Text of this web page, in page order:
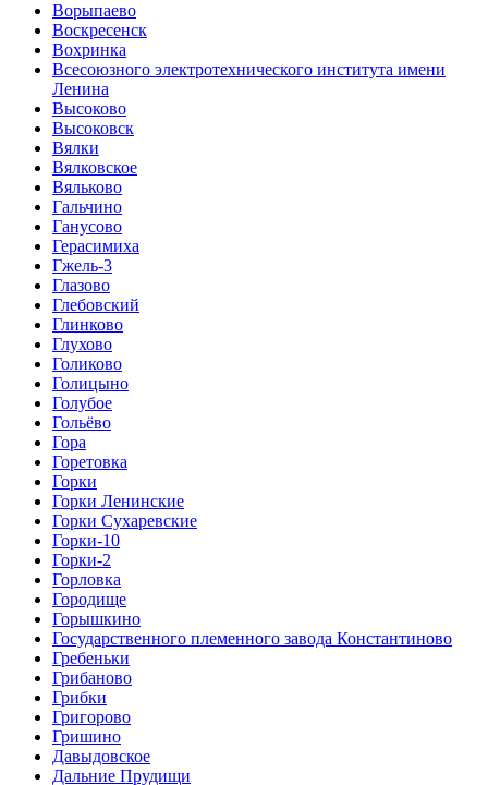
Ворыпаево
Воскресенск
Вохринка
Всесоюзного электротехнического института имени
Ленина
Высоково
Высоковск
Вялки
Вялковское
Вяльково
Гальчино
Ганусово
Герасимиха
Гжель-3
Глазово
Глебовский
Глинково
Глухово
Голиково
Голицыно
Голубое
Гольёво
Гора
Горетовка
Горки
Горки Ленинские
Горки Сухаревские
Горки-10
Горки-2
Горловка
Городище
Горышкино
Государственного племенного завода Константиново
Гребеньки
Грибаново
Грибки
Григорово
Гришино
Давыдовское
Дальние Прудищи